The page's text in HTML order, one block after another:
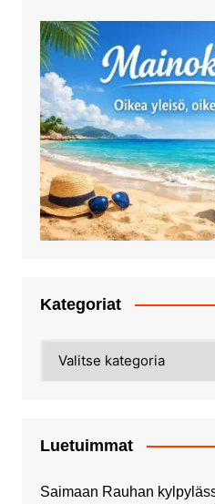
Kategoriat
Luetuimmat
Saimaan Rauhan